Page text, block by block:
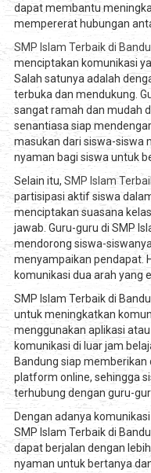
dapat membantu
mempererat hubungan
SMP Islam Terbaik di
menciptakan komunikasi
Salah satunya adalah
terbuka dan mendukung.
sangat ramah dan mudah
senantiasa siap
masukan dari siswa-siswa
nyaman bagi siswa untuk
Selain itu, SMP Islam
partisipasi aktif siswa
menciptakan suasana
jawab. Guru-guru di SMP
mendorong siswa-
menyampaikan pendapat.
komunikasi dua arah yang
SMP Islam Terbaik di
untuk meningkatkan
menggunakan aplikasi
komunikasi di luar jam
Bandung siap
platform online, sehingga
terhubung dengan guru-
Dengan adanya
SMP Islam Terbaik di
dapat berjalan dengan
nyaman untuk bertanya